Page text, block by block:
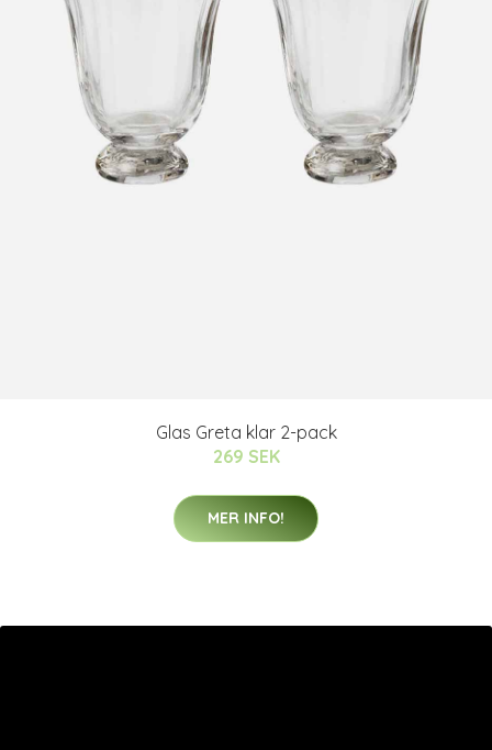
Glas Greta klar 2-pack
269 SEK
MER INFO!